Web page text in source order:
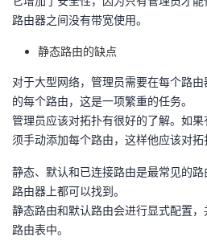
程
认
证
的
实
验
我
的
收
藏
支
持
声
建
议
路由器之间没有带宽使用。
静态路由的缺点
对于大型网络，管理员需要在每个路
的每个路由，这是一项繁重的任务。
管理员应该对拓扑有很好的了解。如
须手动添加每个路由，这样他应该对拓
静态、默认和已连接路由是最常见的
路由器上都可以找到。
静态路由和默认路由会进行显式配置
路由表中。